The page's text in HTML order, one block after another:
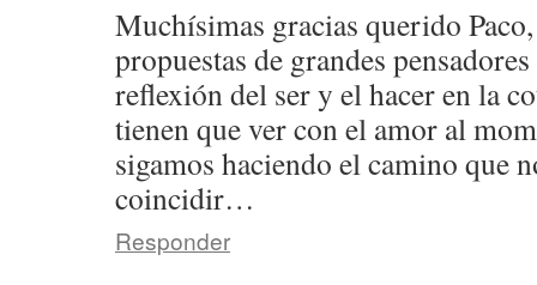
Muchísimas gracias querido
propuestas de grandes
reflexión del ser y el hacer en la
tienen que ver con el amor al
sigamos haciendo el camino que
coincidir…
Responder